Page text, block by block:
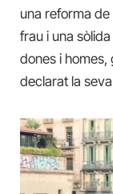
una reforma
frau i una
dones i homes,
declarat la